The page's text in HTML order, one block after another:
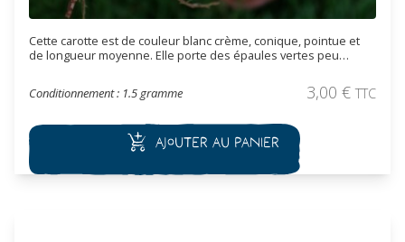
Cette carotte est de couleur blanc crème, conique, pointue et
de longueur moyenne. Elle porte des épaules vertes peu
lesquels elle développe sa saveur typique. Cette variété
précoce a une bonne conservation.
Conditionnement : 1.5 gramme 3,00 € TTC
Ajouter au panier